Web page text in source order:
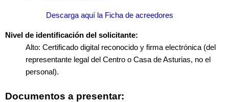
Descarga aquí la Ficha de acreedores
Nivel de identificación del solicitante:
Alto: Certificado digital reconocido y firma electrónica (del
representante legal del Centro o Casa de Asturias, no el
personal).
Documentos a presentar: